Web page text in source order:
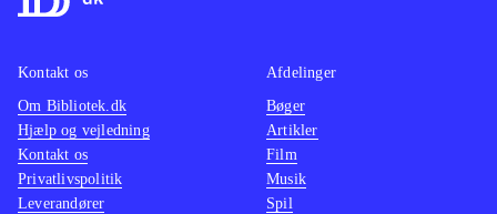
Bogen kommer godt omkring hans
liv, som både videnskabsmand og
menneske.
Om især Bohrs videnskabelige
arbejde findes
Kontakt os
Om Bibliotek.dk
Hjælp og vejledning
Kontakt os
Privatlivspolitik
Leverandører
Afdelinger
Bøger
Artikler
Film
Musik
Spil